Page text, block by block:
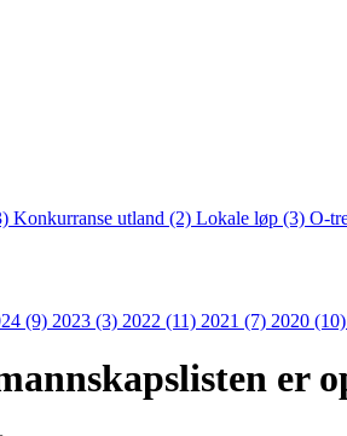
Konkurranse utland (2) Lokale løp (3) O-
(9) 2023 (3) 2022 (11) 2021 (7) 2020 (10)
er